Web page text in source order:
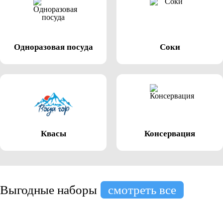
Одноразовая посуда Соки
Квасы Консервация
Выгодные наборы смотреть все